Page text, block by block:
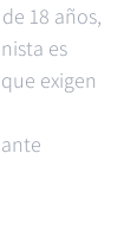
18 años,
es
exigen